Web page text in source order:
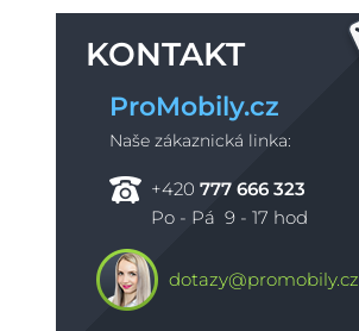
KONTAKT
ProMobily.cz
Naše zákaznická linka:
+420 777 666 323
Po - Pá 9 - 17 hod
dotazy@promobily.cz